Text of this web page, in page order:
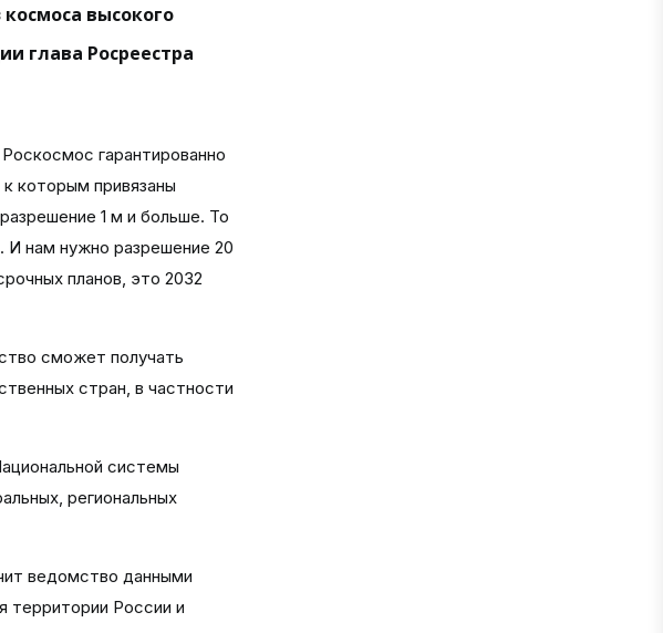
высокого
глава Росреестра
гарантированно
которым привязаны
1 м и больше. То
И нам нужно разрешение 20
планов, это 2032
сможет получать
стран, в частности
системы
региональных
ведомство данными
территории России и